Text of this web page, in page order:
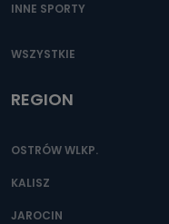
INNE SPORTY
WSZYSTKIE
REGION
OSTRÓW WLKP.
KALISZ
JAROCIN